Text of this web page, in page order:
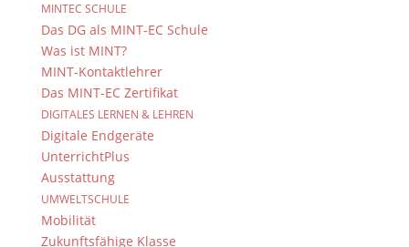
MINTEC SCHULE
Das DG als MINT-EC Schule
Was ist MINT?
MINT-Kontaktlehrer
Das MINT-EC Zertifikat
DIGITALES LERNEN & LEHREN
Digitale Endgeräte
UnterrichtPlus
Ausstattung
UMWELTSCHULE
Mobilität
Zukunftsfähige Klasse
Bleiben Sie immer auf dem neusten Stand und
folgen Sie uns auf Twitter
Folgen Sie demDG RSS Feed
Kontakt Webteam
Kontaktieren Sie das Webteam